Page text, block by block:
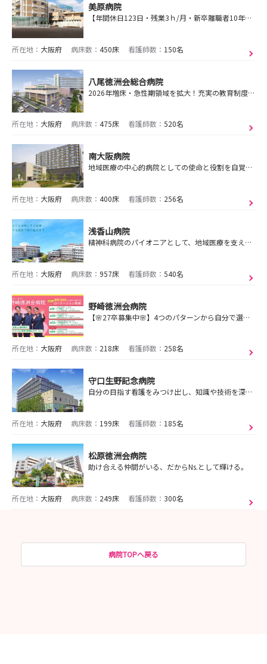
美原病院
【年間休日123日・残業3ｈ/月・新卒離職者10年間0人】優しさを大切にした、あたたかく思いやりのある医療・看護の提供。
所在地： 大阪府 病床数： 450床 看護師数： 150名
八尾徳洲会総合病院
2026年増床・急性期領域を拡大！充実の教育制度で一歩ずつスキルアップ！”あなたの手が 誰かの希望に”
所在地： 大阪府 病床数： 475床 看護師数： 520名
南大阪病院
地域医療の中心的病院としての使命と役割を自覚し、地域の皆様と社会のニーズに対応できる看護を実践します。
所在地： 大阪府 病床数： 400床 看護師数： 256名
浅香山病院
精神科病院のパイオニアとして、地域医療を支える総合病院として、「親しみと心ある医療」を目指します。
所在地： 大阪府 病床数： 957床 看護師数： 540名
野崎徳洲会病院
【🌸27卒募集中🌸】4つのパターンから自分で選べるローテーション研修⭐ローテーション研修で自分探しをしましょう💚
所在地： 大阪府 病床数： 218床 看護師数： 258名
守口生野記念病院
自分の目指す看護をみつけ出し、知識や技術を深め、専門職として看護を追及していくことや、ワークライフバランスにも対応しています。
所在地： 大阪府 病床数： 199床 看護師数： 185名
松原徳洲会病院
助け合える仲間がいる、だからNs.として輝ける。
所在地： 大阪府 病床数： 249床 看護師数： 300名
病院TOPへ戻る